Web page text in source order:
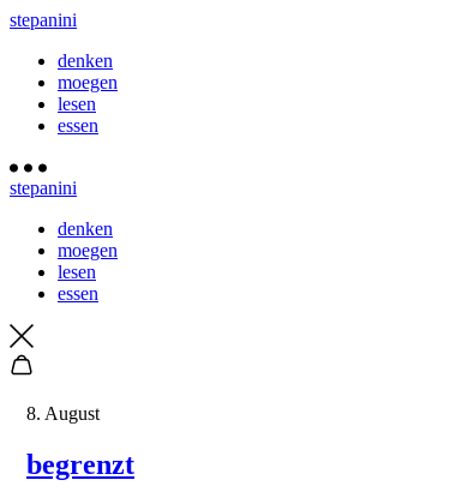
stepanini
denken
moegen
lesen
essen
stepanini
denken
moegen
lesen
essen
8. August
begrenzt